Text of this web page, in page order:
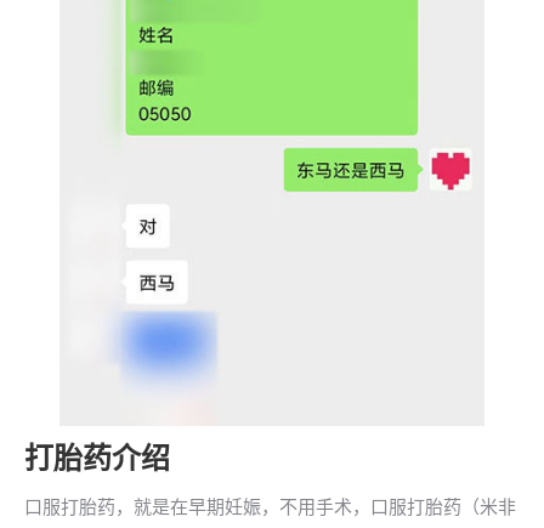
打胎药介绍
口服打胎药，就是在早期妊娠，不用手术，口服打胎药（米非